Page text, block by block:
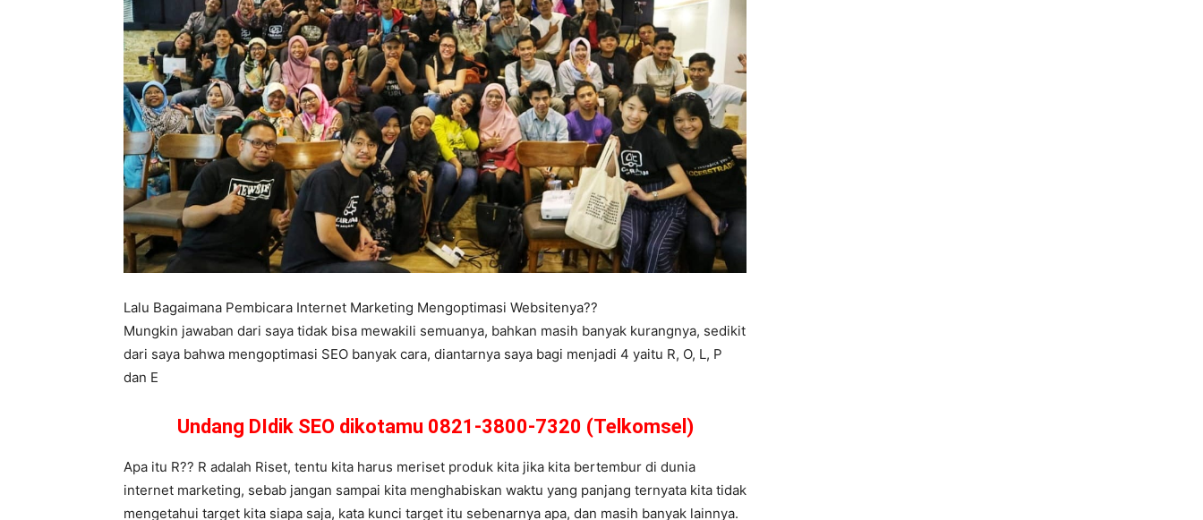
Lalu Bagaimana Pembicara Internet Marketing Mengoptimasi Websitenya??
Mungkin jawaban dari saya tidak bisa mewakili semuanya, bahkan masih banyak kurangnya, sedikit
dari saya bahwa mengoptimasi SEO banyak cara, diantarnya saya bagi menjadi 4 yaitu R, O, L, P
dan E
Undang DIdik SEO dikotamu 0821-3800-7320 (Telkomsel)
Apa itu R?? R adalah Riset, tentu kita harus meriset produk kita jika kita bertembur di dunia
internet marketing, sebab jangan sampai kita menghabiskan waktu yang panjang ternyata kita tidak
mengetahui target kita siapa saja, kata kunci target itu sebenarnya apa, dan masih banyak lainnya.